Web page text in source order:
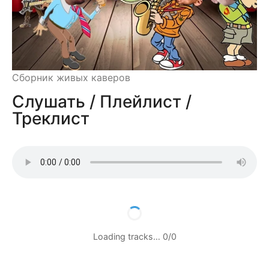
Сборник живых каверов
Слушать / Плейлист /
Треклист
Loading tracks… 0/0